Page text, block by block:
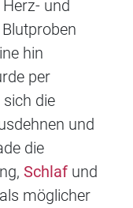
und
hin
per
die
und
die
Schlaf und
möglicher